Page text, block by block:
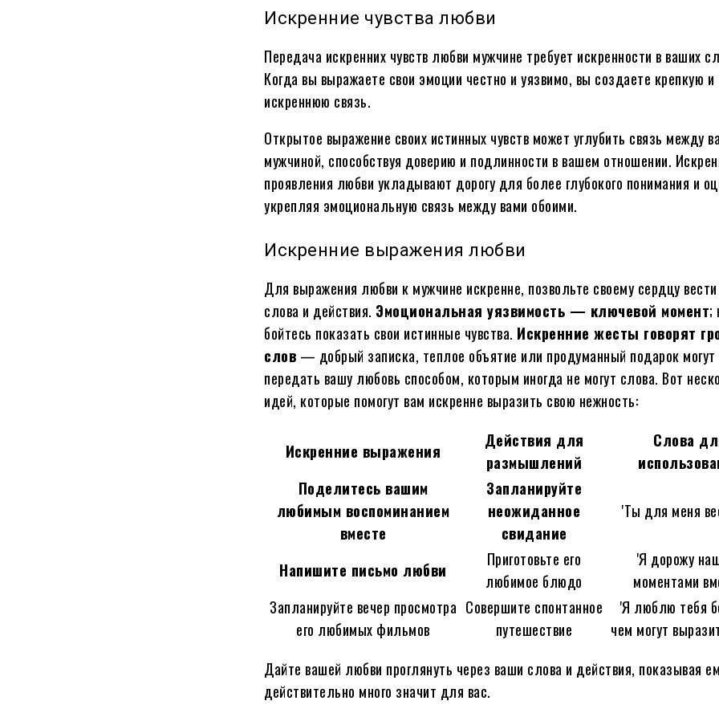
Искренние чувства любви
Передача искренних чувств любви мужчине требует искренности в ваших
Когда вы выражаете свои эмоции честно и уязвимо, вы создаете крепкую и
искреннюю связь.
Открытое выражение своих истинных чувств может углубить связь между
мужчиной, способствуя доверию и подлинности в вашем отношении.
проявления любви укладывают дорогу для более глубокого понимания и
укрепляя эмоциональную связь между вами обоими.
Искренние выражения любви
Для выражения любви к мужчине искренне, позвольте своему сердцу
слова и действия. Эмоциональная уязвимость — ключевой момент;
бойтесь показать свои истинные чувства. Искренние жесты говорят
слов — добрый записка, теплое объятие или продуманный подарок могут
передать вашу любовь способом, которым иногда не могут слова. Вот
идей, которые помогут вам искренне выразить свою нежность:
Искренние выражения
Действия для
размышлений
Слова
Поделитесь вашим
любимым воспоминанием
вместе
Запланируйте
неожиданное
свидание
'Ты для меня
Напишите письмо любви
Приготовьте его
любимое блюдо
'Я дорожу
моментами
Запланируйте вечер просмотра
его любимых фильмов
Совершите спонтанное
путешествие
'Я люблю тебя
чем могут
Дайте вашей любви проглянуть через ваши слова и действия, показывая
действительно много значит для вас.